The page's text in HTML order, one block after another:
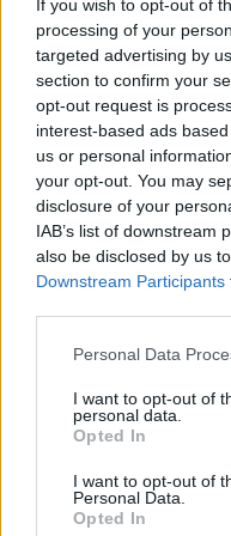
If you wish to opt-out of
processing of your
targeted advertising by
section to confirm your
opt-out request is
interest-based ads
us or personal
your opt-out. You may
disclosure of your
IAB’s list of downstream
also be disclosed by us
Downstream Participants
Please note that this
not limited to your visit
grant or deny consent to
use your data for below
consent section.
Personal Data
I want to opt-out of
personal data.
Opted In
I want to opt-out of
Personal Data.
Opted In
Reserve 2021
furmintfan• 2025. január 10.
Az első idei borpár
völgyéből. A Perrin
elismert név a